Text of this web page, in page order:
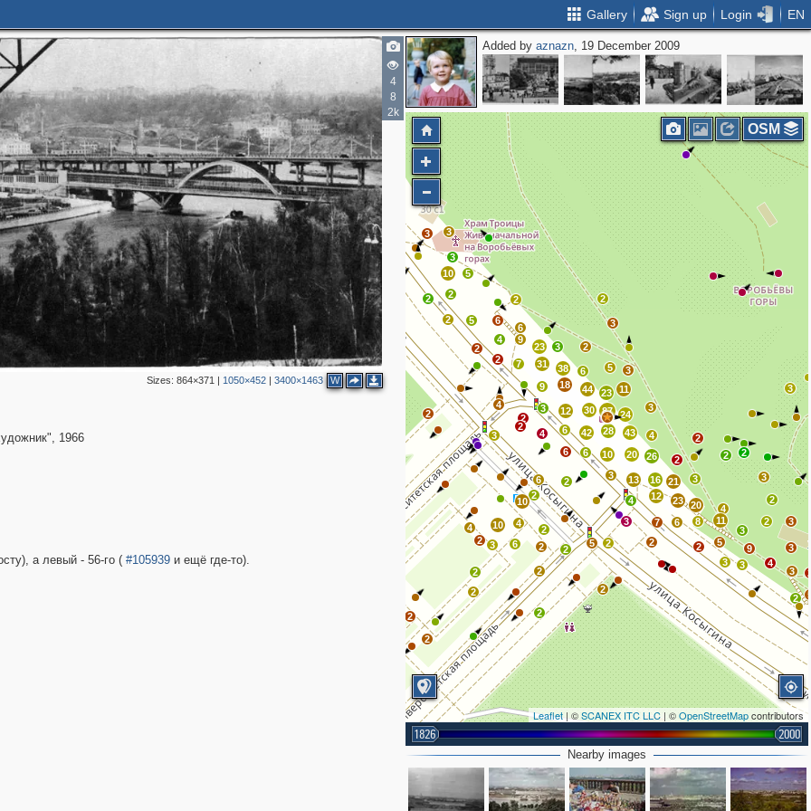
Gallery Sign up Login EN
4
8
2k
Sizes: 864×371 | 1050×452| 3400×1463 W
1966
Added byaznazn, 19 December 2009
2
3
3
9
4
2
3
3
2
3
4
11
3
3
5
2
8
20
6
7
12 23
21 3
2 2
3
2
3
2
3
3 2
6 5 3
23 11
44
30
87
28
42
12
18
38
31
23
9
7
3
2
4
3
2
4
6
6
6
10
3
20
43
24
4
26
2
16
13
4
3
5
2
2
2 2
2
6
3
10 4
10
2
6
2
4
2
2
2
2
2
2
2
2
2
3
10
2
2
2
4
2
9
6
6
5
2
5
2
3
3
3
3
2
Leaflet| ©SCANEX ITC LLC | ©OpenStreetMapcontributors
1826 2000
OSM
Nearby images
а левый - 56-го ( #105939и ещё где-то).